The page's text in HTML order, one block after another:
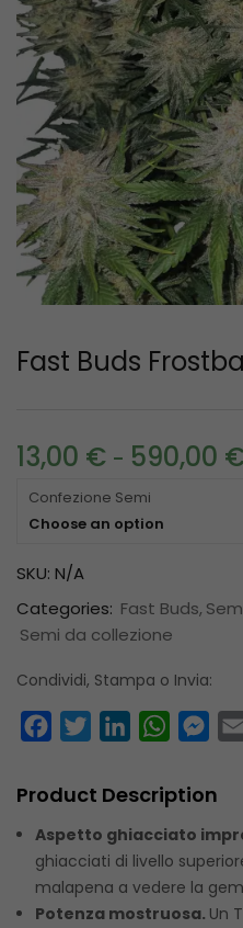
Fast Buds
13,00 € - 590,00
Confezione Semi
Choose an option
SKU: N/A
Categories: Fast Buds
Semi da collezione
Condividi, Stampa o Invia:
FacebookTwitterLinkedIn
Product Description
Aspetto ghiacciato
ghiacciati di livello
malapena a vedere la
Potenza mostruosa. Un